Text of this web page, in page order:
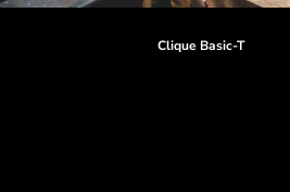
Clique Basic-T